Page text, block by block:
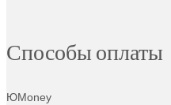
Способы оплаты
ЮMoney